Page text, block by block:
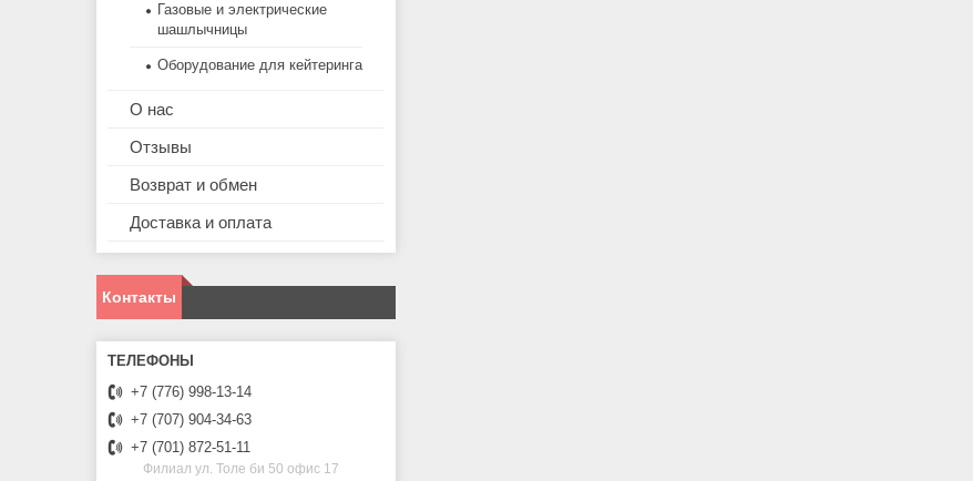
Газовые и электрические
шашлычницы
Оборудование для кейтеринга
О нас
Отзывы
Возврат и обмен
Доставка и оплата
Контакты
+7 (776) 998-13-14
+7 (707) 904-34-63
+7 (701) 872-51-11
Филиал ул. Толе би 50 офис 17